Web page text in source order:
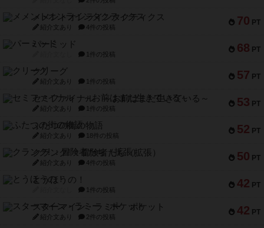
70 PT
メメントオンラインタクティクス
紹介文あり 4件の投稿
68 PT
パーミッド
1件の投稿
57 PT
クリーグ
紹介文あり 1件の投稿
53 PT
セミファイナル ～お前はまだ生きている～
紹介文あり 1件の投稿
52 PT
ふたつの街の物語
紹介文あり 18件の投稿
50 PT
クランク! ：冒険者たち（拡張）
紹介文あり 4件の投稿
42 PT
とうほうの！
1件の投稿
42 PT
スターマイン・ラミー ポケット
紹介文あり 2件の投稿